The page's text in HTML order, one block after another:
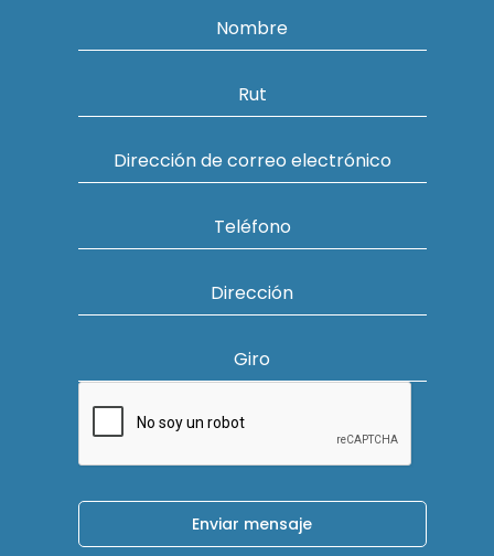
Nombre
Rut
Dirección de correo electrónico
Teléfono
Dirección
Giro
Enviar mensaje